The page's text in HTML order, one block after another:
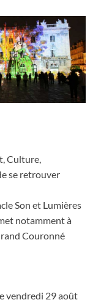
Culture,
se retrouver
Son et Lumières
notamment à
Couronné
vendredi 29 août